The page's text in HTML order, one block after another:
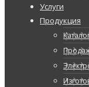
Услуги
Продукция